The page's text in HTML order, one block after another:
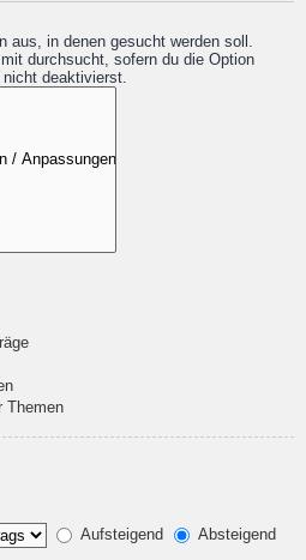
aus, in denen gesucht werden soll.
durchsucht, sofern du die Option
nicht deaktivierst.
Themen
Aufsteigend
Absteigend